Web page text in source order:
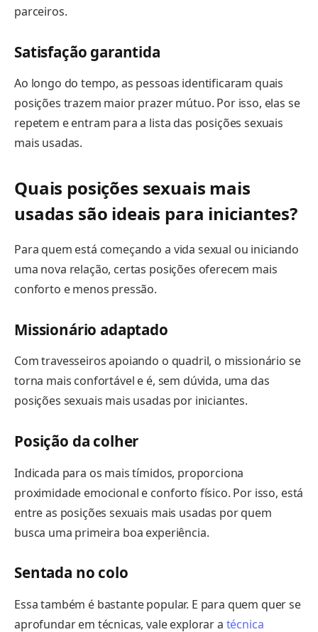
parceiros.
Satisfação garantida
Ao longo do tempo, as pessoas identificaram quais
posições trazem maior prazer mútuo. Por isso, elas se
repetem e entram para a lista das posições sexuais
mais usadas.
Quais posições sexuais mais
usadas são ideais para iniciantes?
Para quem está começando a vida sexual ou iniciando
uma nova relação, certas posições oferecem mais
conforto e menos pressão.
Missionário adaptado
Com travesseiros apoiando o quadril, o missionário se
torna mais confortável e é, sem dúvida, uma das
posições sexuais mais usadas por iniciantes.
Posição da colher
Indicada para os mais tímidos, proporciona
proximidade emocional e conforto físico. Por isso, está
entre as posições sexuais mais usadas por quem
busca uma primeira boa experiência.
Sentada no colo
Essa também é bastante popular. E para quem quer se
aprofundar em técnicas, vale explorar a técnica